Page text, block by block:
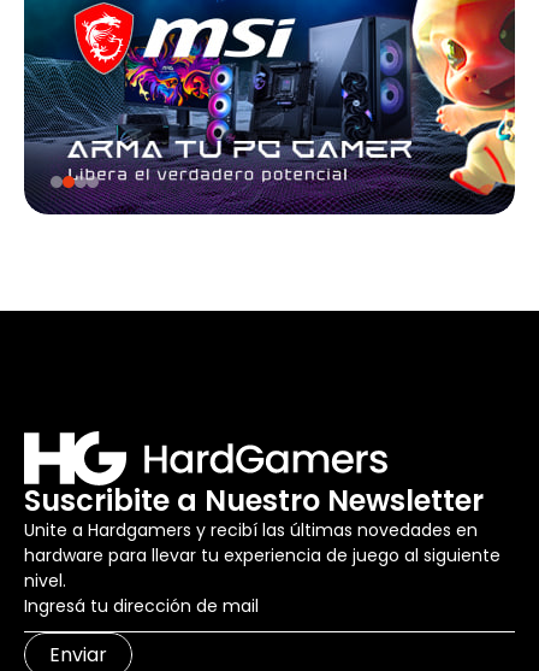
Suscribite a Nuestro Newsletter
Unite a Hardgamers y recibí las últimas novedades en
hardware para llevar tu experiencia de juego al siguiente
nivel.
Enviar